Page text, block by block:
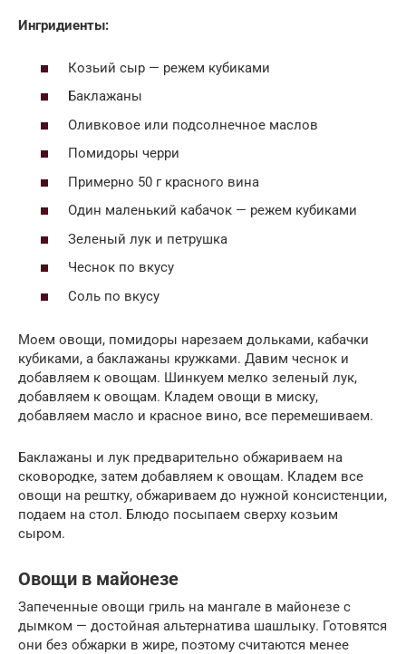
Ингридиенты:
Козьий сыр — режем кубиками
Баклажаны
Оливковое или подсолнечное маслов
Помидоры черри
Примерно 50 г красного вина
Один маленький кабачок — режем кубиками
Зеленый лук и петрушка
Чеснок по вкусу
Соль по вкусу
Моем овощи, помидоры нарезаем дольками, кабачки
кубиками, а баклажаны кружками. Давим чеснок и
добавляем к овощам. Шинкуем мелко зеленый лук,
добавляем к овощам. Кладем овощи в миску,
добавляем масло и красное вино, все перемешиваем.
Баклажаны и лук предварительно обжариваем на
сковородке, затем добавляем к овощам. Кладем все
овощи на рештку, обжариваем до нужной консистенции,
подаем на стол. Блюдо посыпаем сверху козьим
сыром.
Овощи в майонезе
Запеченные овощи гриль на мангале в майонезе с
дымком — достойная альтернатива шашлыку. Готовятся
они без обжарки в жире, поэтому считаются менее